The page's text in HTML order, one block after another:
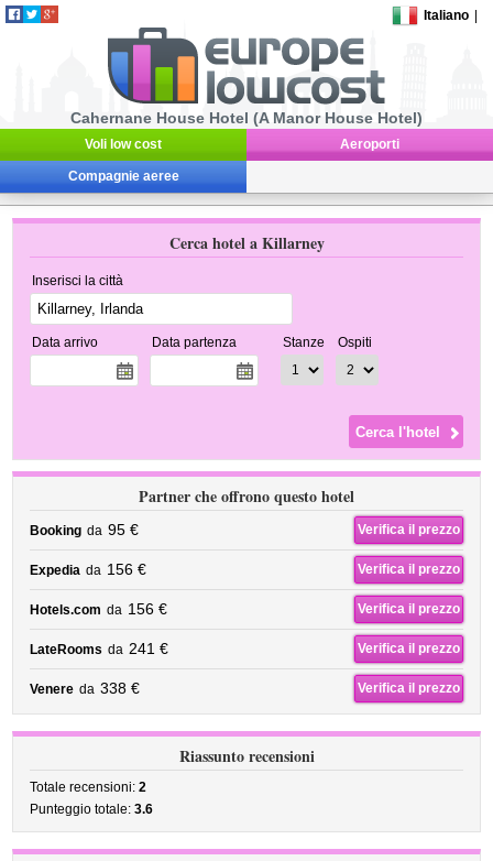
Italiano
Cahernane House Hotel (A Manor House Hotel)
Voli low cost Aeroporti
Compagnie aeree
Cerca hotel a Killarney
Inserisci la città
Data arrivo Data partenza Stanze Ospiti
Partner che offrono questo hotel
Booking da 95 € Verifica il prezzo
Expedia da 156 € Verifica il prezzo
Hotels.com da 156 € Verifica il prezzo
LateRooms da 241 € Verifica il prezzo
Venere da 338 € Verifica il prezzo
Riassunto recensioni
Totale recensioni:2
Punteggio totale:3.6